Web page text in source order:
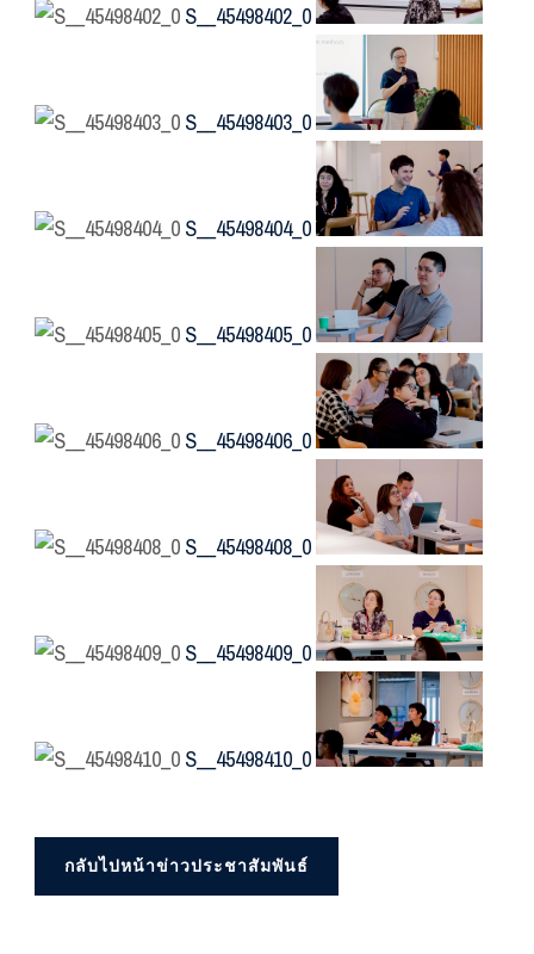
S__45498402_0
S__45498403_0
S__45498404_0
S__45498405_0
S__45498406_0
S__45498408_0
S__45498409_0
S__45498410_0
กลับไปหน้าข่าวประชาสัมพันธ์